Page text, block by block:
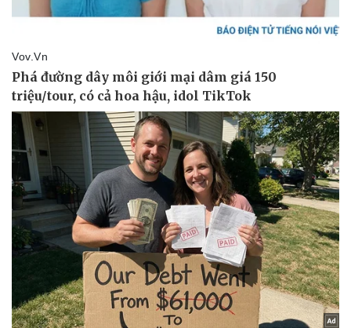
Kinh tế
Bất động sản
Khởi nghiệp
Thị trường
Giá vàng
Tiêu dùng
Tỷ giá
Chứng khoán
Giá cà phê